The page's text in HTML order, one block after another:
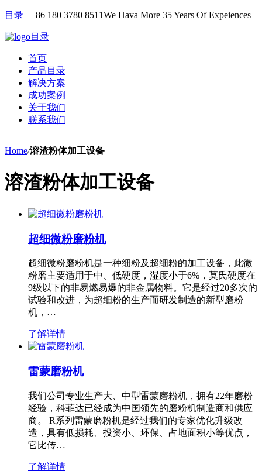
目录 +86 180 3780 8511We Hava More 35 Years Of Expeiences
目录
首页
产品目录
解决方案
成功案例
关于我们
联系我们
Home/溶渣粉体加工设备
溶渣粉体加工设备
超细微粉磨粉机
超细微粉磨粉机是一种细粉及超细粉的加工设备，此微
粉磨主要适用于中、低硬度，湿度小于6%，莫氏硬度在
9级以下的非易燃易爆的非金属物料。它是经过20多次的
试验和改进，为超细粉的生产而研发制造的新型磨粉
机，…
了解详情
雷蒙磨粉机
我们公司专业生产大、中型雷蒙磨粉机，拥有22年磨粉
经验，科菲达已经成为中国领先的磨粉机制造商和供应
商。 R系列雷蒙磨粉机是经过我们的专家优化升级改
造，具有低损耗、投资小、环保、占地面积小等优点，
它比传…
了解详情